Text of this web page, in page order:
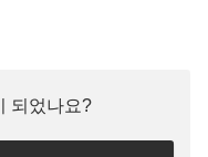
되었나요?